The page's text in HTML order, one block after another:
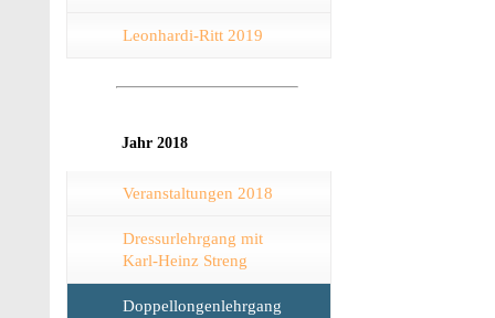
Leonhardi-Ritt 2019
Jahr 2018
Veranstaltungen 2018
Dressurlehrgang mit
Karl-Heinz Streng
Doppellongenlehrgang